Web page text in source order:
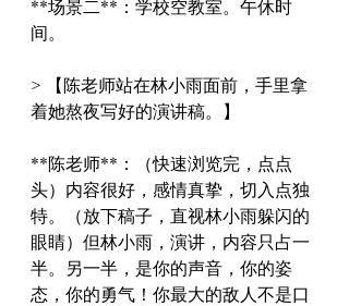
**场景二**：学校空教室。午休时
间。
> 【陈老师站在林小雨面前，手里拿
着她熬夜写好的演讲稿。】
**陈老师**：（快速浏览完，点点
头）内容很好，感情真挚，切入点独
特。（放下稿子，直视林小雨躲闪的
眼睛）但林小雨，演讲，内容只占一
半。另一半，是你的声音，你的姿
态，你的勇气！你最大的敌人不是口